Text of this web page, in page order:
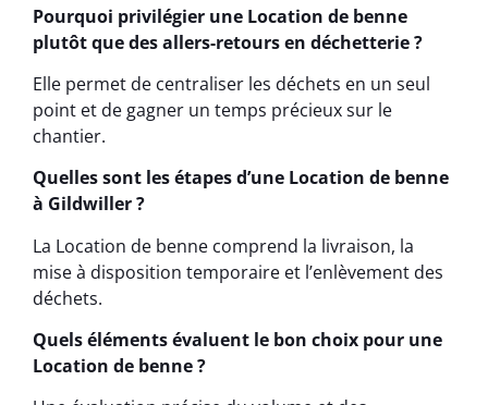
Pourquoi privilégier une Location de benne
plutôt que des allers-retours en déchetterie ?
Elle permet de centraliser les déchets en un seul
point et de gagner un temps précieux sur le
chantier.
Quelles sont les étapes d’une Location de benne
à Gildwiller ?
La Location de benne comprend la livraison, la
mise à disposition temporaire et l’enlèvement des
déchets.
Quels éléments évaluent le bon choix pour une
Location de benne ?